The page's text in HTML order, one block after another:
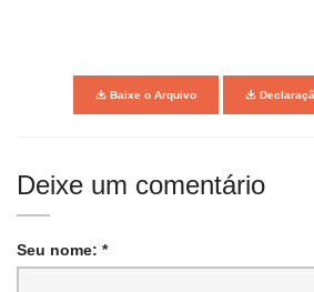
Baixe o Arquivo
Deixe um comentário
Seu nome: *